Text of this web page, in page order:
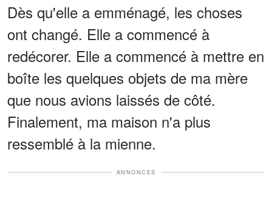
Dès qu'elle a emménagé, les choses
ont changé. Elle a commencé à
redécorer. Elle a commencé à mettre en
boîte les quelques objets de ma mère
que nous avions laissés de côté.
Finalement, ma maison n'a plus
ressemblé à la mienne.
ANNONCES